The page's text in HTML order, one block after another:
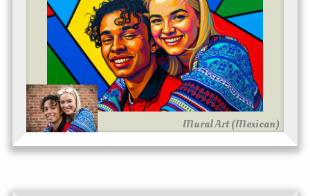
Mural Art (Mexican)